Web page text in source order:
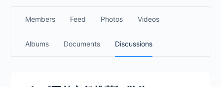
Members Feed Photos Videos
Albums Documents Discussions